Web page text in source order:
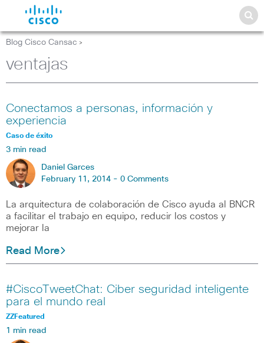
Blog Cisco Cansac >
ventajas
Conectamos a personas, información y
experiencia
Caso de éxito
3 min read
Daniel Garces
February 11, 2014 - 0 Comments
La arquitectura de colaboración de Cisco ayuda al BNCR
a facilitar el trabajo en equipo, reducir los costos y
mejorar la
Read More
#CiscoTweetChat: Ciber seguridad inteligente
para el mundo real
ZZFeatured
1 min read